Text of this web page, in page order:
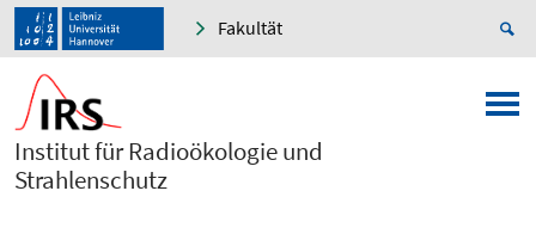
Fakultät
Institut für Radioökologie und
Strahlenschutz